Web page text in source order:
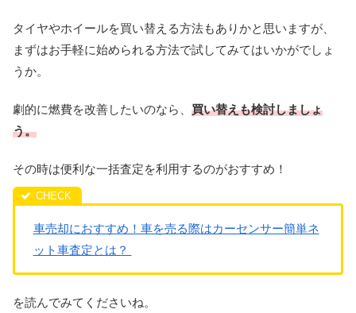
タイヤやホイールを買い替える方法もありかと思いますが、
まずはお手軽に始められる方法で試してみてはいかがでしょ
うか。
劇的に燃費を改善したいのなら、 買い替えも検討しましょ
う。
その時は便利な一括査定を利用するのがおすすめ！
車売却におすすめ！車を売る際はカーセンサー簡単ネ
ット車査定とは？
を読んでみてくださいね。